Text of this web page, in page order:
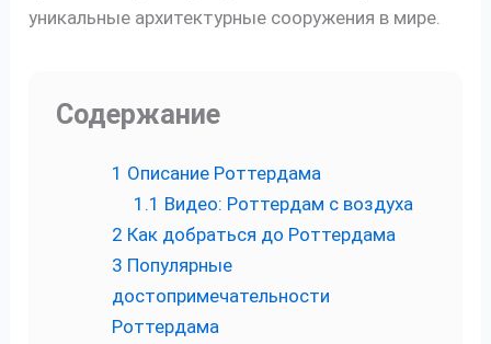
уникальные архитектурные сооружения в мире.
Содержание
1 Описание Роттердама
1.1 Видео: Роттердам с воздуха
2 Как добраться до Роттердама
3 Популярные
достопримечательности
Роттердама